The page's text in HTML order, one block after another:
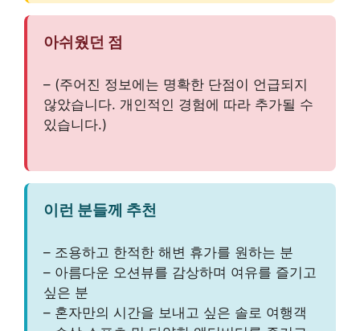
아쉬웠던 점
– (주어진 정보에는 명확한 단점이 언급되지
않았습니다. 개인적인 경험에 따라 추가될 수
있습니다.)
이런 분들께 추천
– 조용하고 한적한 해변 휴가를 원하는 분
– 아름다운 오션뷰를 감상하며 여유를 즐기고
싶은 분
– 혼자만의 시간을 보내고 싶은 솔로 여행객